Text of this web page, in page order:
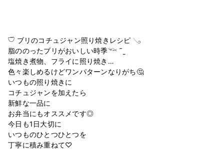
𓎩 ブリのコチュジャン照り焼きレシピ 𓂅
脂ののったブリがおいしい時季𓆝 ˜˷
塩焼き煮物、フライに照り焼き…
色々楽しめるけどワンパターンなりがち🤔
いつもの照り焼きに
コチュジャンを加えたら
新鮮な一品に
お弁当にもオススメです◎
今日も1日大切に
いつものひとつひとつを
丁寧に積み重ねて♡